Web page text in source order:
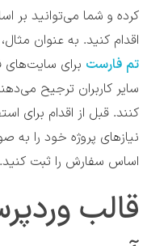
کرده و شما می‌توانید بر
اقدام کنید. به عنوان
تم فارست برای
کنند. قبل از اقدام برای
نیاز‌های پروژه خود را
اساس سفارش را ثبت کنید.
قالب